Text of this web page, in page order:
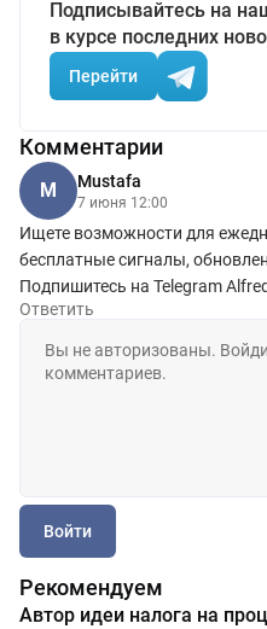
Подписывайтесь на
в курсе последних
Перейти
Комментарии
M Mustafa
7 июня 12:00
Ищете возможности для
бесплатные сигналы,
Подпишитесь на Telegram
Ответить
Войти
Рекомендуем
Автор идеи налога на